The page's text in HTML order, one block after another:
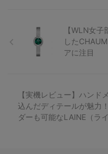
【WLN女
した
アに注目
【実機レビュー】ハンド
込んだディテールが魅力
ダーも可能なLAINE（ラ